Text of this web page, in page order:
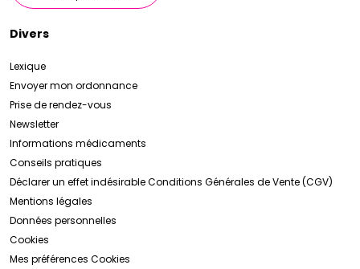
Divers
Lexique
Envoyer mon ordonnance
Prise de rendez-vous
Newsletter
Informations médicaments
Conseils pratiques
Déclarer un effet indésirableConditions Générales de Vente (CGV)
Mentions légales
Données personnelles
Cookies
Mes préférences Cookies